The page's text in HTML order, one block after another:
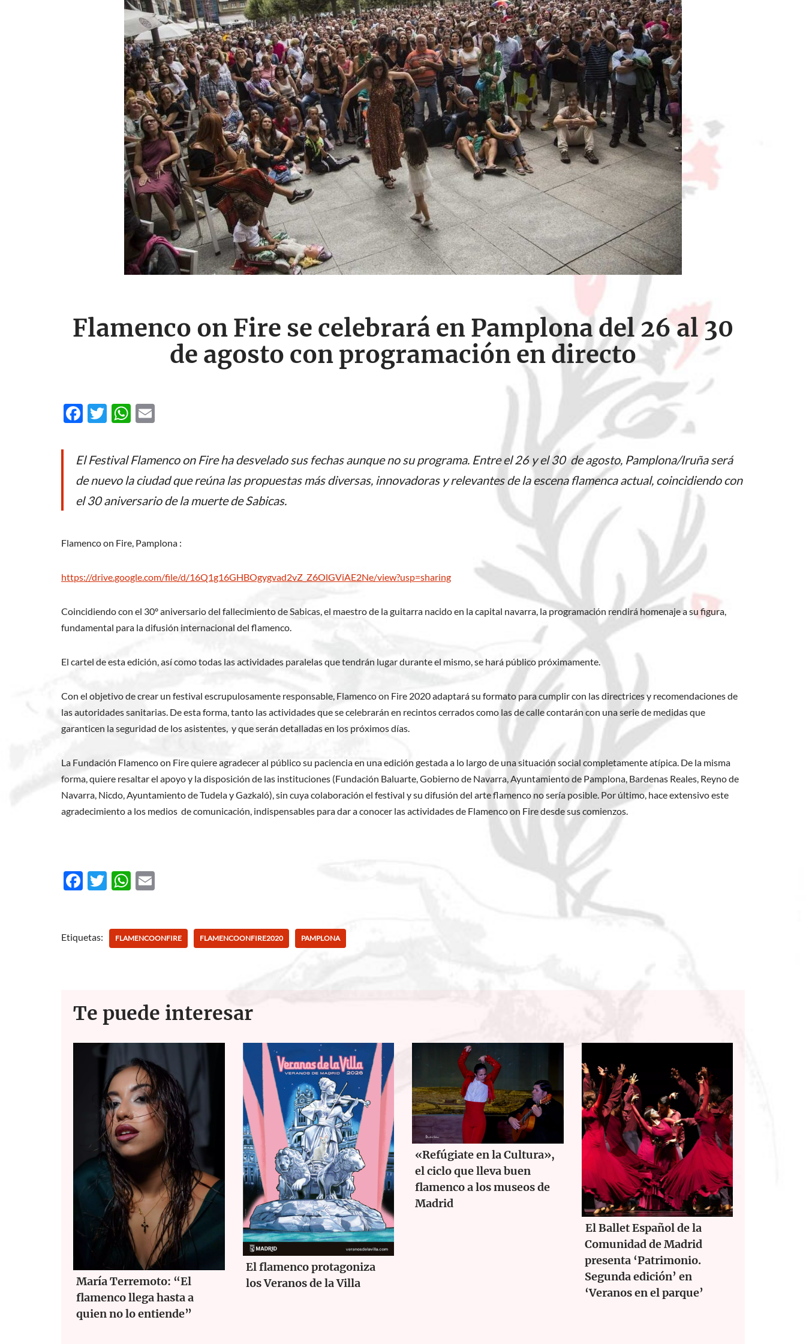
Flamenco on Fire se celebrará en Pamplona del 26 al 30
de agosto con programación en directo
F
e
b
o
o
T
itt
er
W
at
s
A
p
ail
El Festival Flamenco on Fire ha desvelado sus fechas aunque no su programa. Entre el 26 y el 30 de agosto, Pamplona/Iruña será
de nuevo la ciudad que reúna las propuestas más diversas, innovadoras y relevantes de la escena flamenca actual, coincidiendo con
el 30 aniversario de la muerte de Sabicas.
Flamenco on Fire, Pamplona :
https://drive.google.com/file/d/16Q1g16GHBOgygvad2vZ_Z6OlGViAE2Ne/view?usp=sharing
Coincidiendo con el 30º aniversario del fallecimiento de Sabicas, el maestro de la guitarra nacido en la capital navarra, la programación rendirá homenaje a su figura,
fundamental para la difusión internacional del flamenco.
El cartel de esta edición, así como todas las actividades paralelas que tendrán lugar durante el mismo, se hará público próximamente.
Con el objetivo de crear un festival escrupulosamente responsable, Flamenco on Fire 2020 adaptará su formato para cumplir con las directrices y recomendaciones de
las autoridades sanitarias. De esta forma, tanto las actividades que se celebrarán en recintos cerrados como las de calle contarán con una serie de medidas que
garanticen la seguridad de los asistentes, y que serán detalladas en los próximos días.
La Fundación Flamenco on Fire quiere agradecer al público su paciencia en una edición gestada a lo largo de una situación social completamente atípica. De la misma
forma, quiere resaltar el apoyo y la disposición de las instituciones (Fundación Baluarte, Gobierno de Navarra, Ayuntamiento de Pamplona, Bardenas Reales, Reyno de
Navarra, Nicdo, Ayuntamiento de Tudela y Gazkaló), sin cuya colaboración el festival y su difusión del arte flamenco no sería posible. Por último, hace extensivo este
agradecimiento a los medios de comunicación, indispensables para dar a conocer las actividades de Flamenco on Fire desde sus comienzos.
F
b
T
er
W
s
Etiquetas: FLAMENCOONFIRE FLAMENCOONFIRE2020 PAMPLONA
Te puede interesar
María Terremoto: “El
flamenco llega hasta a
quien no lo entiende”
El flamenco protagoniza
los Veranos de la Villa
«Refúgiate en la Cultura»,
el ciclo que lleva buen
flamenco a los museos de
Madrid
El Ballet Español de la
Comunidad de Madrid
presenta ‘Patrimonio.
Segunda edición’ en
‘Veranos en el parque’